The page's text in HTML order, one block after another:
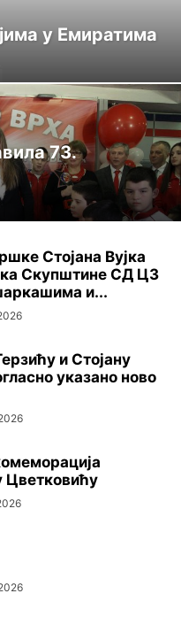
у Емиратима
73.
Стојана Вујка
Скупштине СД ЦЗ
и...
и Стојану
указано ново
Цветковићу